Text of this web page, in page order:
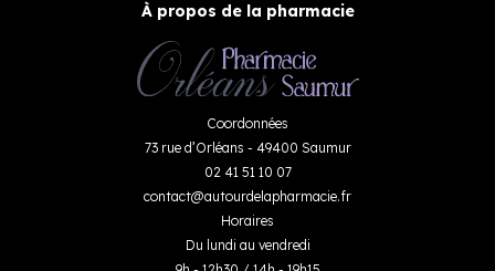
À propos de la pharmacie
Coordonnées
73 rue d’Orléans - 49400 Saumur
02 41 51 10 07
contact@autourdelapharmacie.fr
Horaires
Du lundi au vendredi